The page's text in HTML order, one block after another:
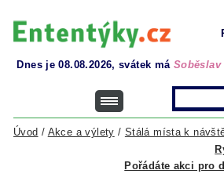
Dnes je 08.08.2026, svátek má Soběslav
Úvod / Akce a výlety / Stálá místa k
Pořádáte akci pro